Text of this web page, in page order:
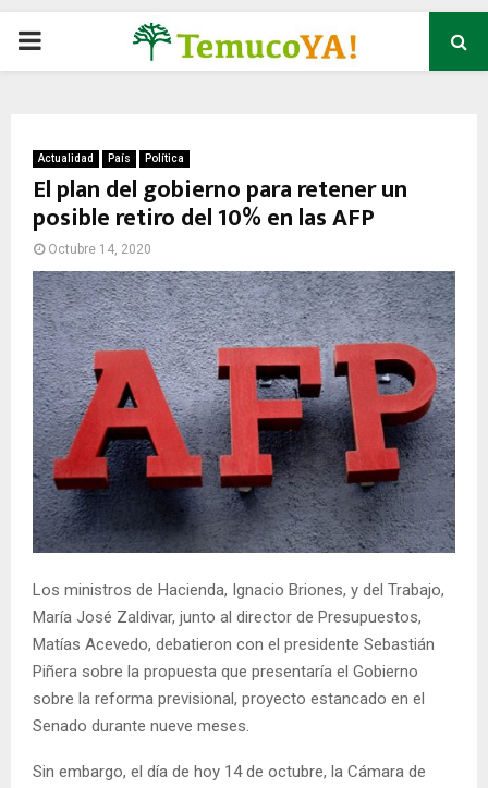
P
M
A
R
Y
M
U
Actualidad País Política
El plan del gobierno para retener un
posible retiro del 10% en las AFP
Octubre 14, 2020
Los ministros de Hacienda, Ignacio Briones, y del Trabajo,
María José Zaldivar, junto al director de Presupuestos,
Matías Acevedo, debatieron con el presidente Sebastián
Piñera sobre la propuesta que presentaría el Gobierno
sobre la reforma previsional, proyecto estancado en el
Senado durante nueve meses.
Sin embargo, el día de hoy 14 de octubre, la Cámara de